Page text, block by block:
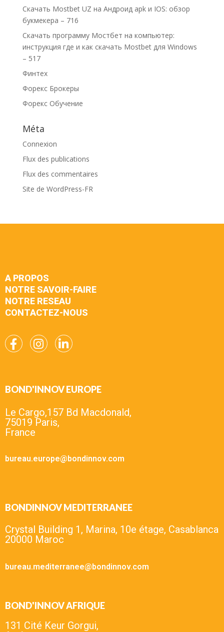
Скачать Mostbet UZ на Андроид apk и IOS: обзор
букмекера – 716
Скачать программу Мостбет на компьютер:
инструкция где и как скачать Mostbet для Windows
– 517
Финтех
Форекс Брокеры
Форекс Обучение
Méta
Connexion
Flux des publications
Flux des commentaires
Site de WordPress-FR
A PROPOS
NOTRE SAVOIR-FAIRE
NOTRE RESEAU
CONTACTEZ-NOUS
BOND'INNOV EUROPE
Le Cargo,157 Bd Macdonald,
75019 Paris,
France
bureau.europe@bondinnov.com
BONDINNOV MEDITERRANEE
Crystal Building 1, Marina, 10e étage, Casablanca
20000 Maroc
bureau.mediterranee@bondinnov.com
BOND'INNOV AFRIQUE
131 Cité Keur Gorgui,